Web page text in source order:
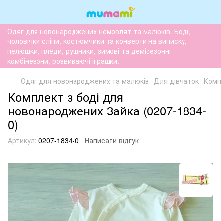
Одяг для новонароджених немовлят та малюків. Боді,
чоловічки сліпи, костюмчики та конверти на виписку,
пелюшки, пледи, рушники, зимові та демісезонні
комбінезони, розвиваючі іграшки.
Одяг для новонароджених та малюків Для дівчаток
Комплект з боді для
новонароджених Зайка (0207-1834-
0)
Артикул: 0207-1834-0 Написати відгук